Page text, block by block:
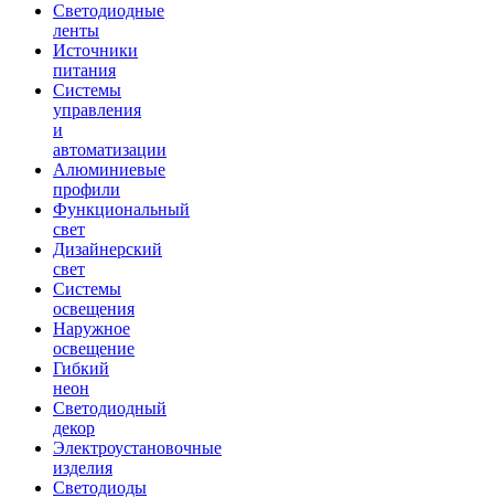
Светодиодные
ленты
Источники
питания
Системы
управления
и
автоматизации
Алюминиевые
профили
Функциональный
свет
Дизайнерский
свет
Системы
освещения
Наружное
освещение
Гибкий
неон
Светодиодный
декор
Электроустановочные
изделия
Светодиоды